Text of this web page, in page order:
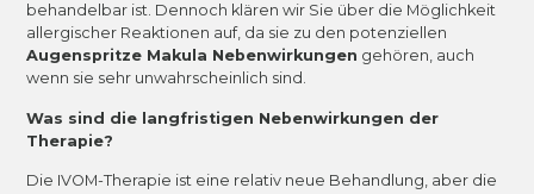
behandelbar ist. Dennoch klären wir Sie über die Möglichkeit
allergischer Reaktionen auf, da sie zu den potenziellen
Augenspritze Makula Nebenwirkungen gehören, auch
wenn sie sehr unwahrscheinlich sind.
Was sind die langfristigen Nebenwirkungen der
Therapie?
Die IVOM-Therapie ist eine relativ neue Behandlung, aber die